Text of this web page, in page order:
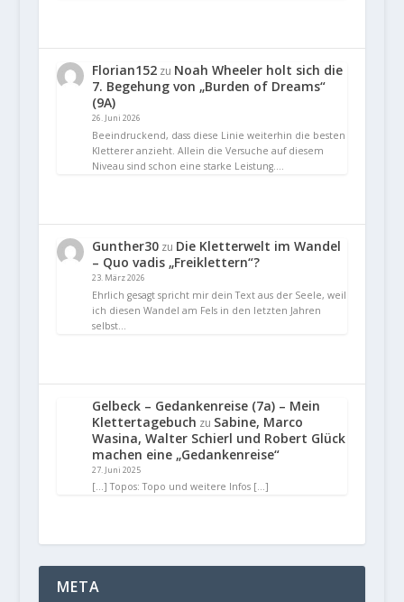
Florian152zu Noah Wheeler holt sich die
7. Begehung von „Burden of Dreams“
(9A)
26. Juni 2026
Beeindruckend, dass diese Linie weiterhin die besten
Kletterer anzieht. Allein die Versuche auf diesem
Niveau sind schon eine starke Leistung.…
Gunther30zu Die Kletterwelt im Wandel
– Quo vadis „Freiklettern“?
23. März 2026
Ehrlich gesagt spricht mir dein Text aus der Seele, weil
ich diesen Wandel am Fels in den letzten Jahren
selbst…
Gelbeck – Gedankenreise (7a) – Mein
Klettertagebuch zu Sabine, Marco
Wasina, Walter Schierl und Robert Glück
machen eine „Gedankenreise“
27. Juni 2025
[…] Topos: Topo und weitere Infos […]
META